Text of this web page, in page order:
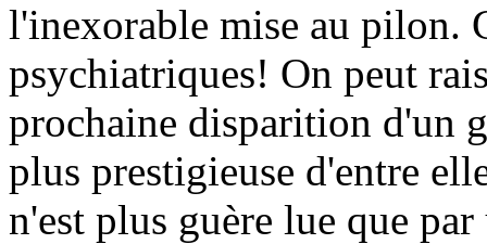
l'inexorable mise au pilon.
psychiatriques! On peut
prochaine disparition d'un
plus prestigieuse d'entre
n'est plus guère lue que